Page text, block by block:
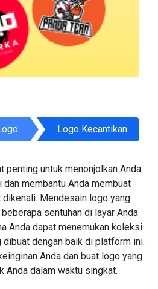
Logo Kecantikan
penting untuk menonjolkan Anda
membantu Anda membuat
Mendesain logo yang
sentuhan di layar Anda
Anda dapat menemukan koleksi
dengan baik di platform ini.
Anda dan buat logo yang
Anda dalam waktu singkat.